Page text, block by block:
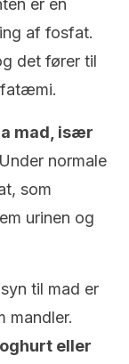
er en
af fosfat.
det fører til
mad, især
Under normale
som
urinen og
til mad er
mandler.
eller